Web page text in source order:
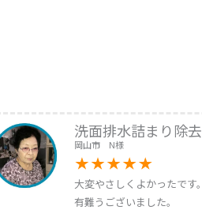
洗面排水詰まり除去
岡山市 N様
大変やさしくよかったです。
有難うございました。